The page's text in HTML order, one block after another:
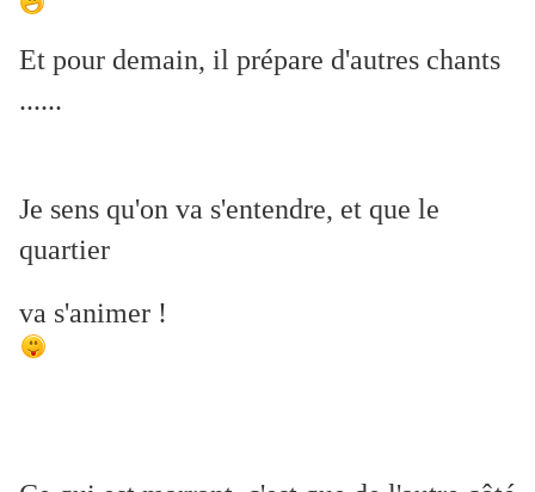
Et pour demain, il prépare d'autres chants
......
Je sens qu'on va s'entendre, et que le
quartier
va s'animer !